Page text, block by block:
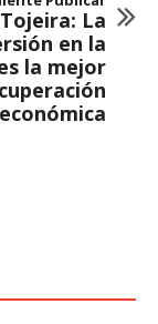
Tojeira: La
en la
la mejor
económica